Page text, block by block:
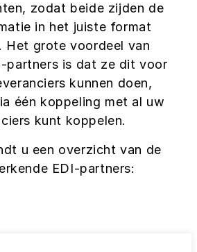
zodat beide zijden de
in het juiste format
Het grote voordeel van
partners is dat ze dit voor
kunnen doen,
één koppeling met al uw
kunt koppelen.
u een overzicht van de
EDI-partners: